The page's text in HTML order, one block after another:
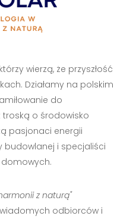
wierzą, że przyszłość
Działamy na polskim
do
o środowisko
pasjonaci energii
budowlanej i specjaliści
z naturą"
odbiorców i